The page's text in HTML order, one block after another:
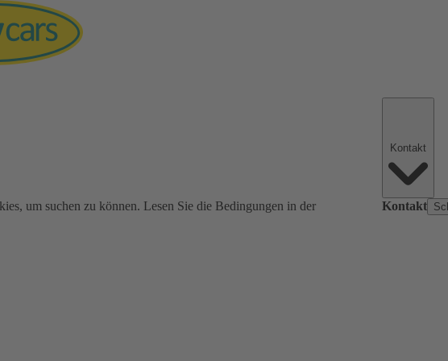
um suchen zu können. Lesen Sie die Bedingungen in der
Kontakt